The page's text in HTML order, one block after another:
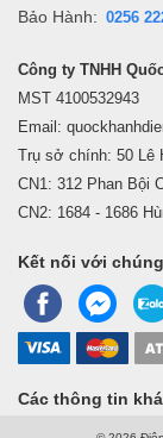
Bảo Hành: 0256
Công ty TNHH
MST 4100532943
Email:
Trụ sở chính: 50 Lê
CN1: 312 Phan Bội
CN2: 1684 - 1686
Kết nối với
Các thông tin